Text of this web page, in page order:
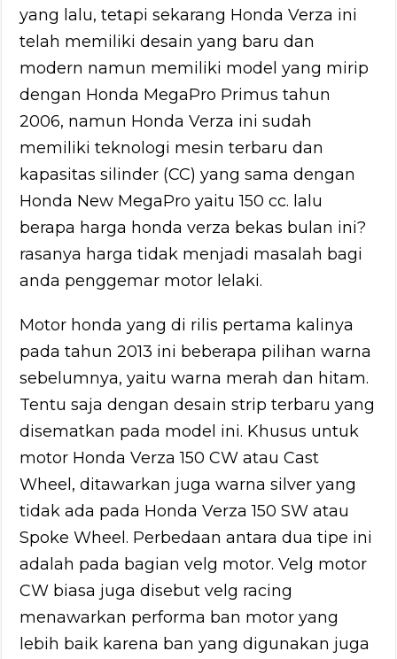
yang lalu, tetapi sekarang Honda Verza ini
telah memiliki desain yang baru dan
modern namun memiliki model yang mirip
dengan Honda MegaPro Primus tahun
2006, namun Honda Verza ini sudah
memiliki teknologi mesin terbaru dan
kapasitas silinder (CC) yang sama dengan
Honda New MegaPro yaitu 150 cc. lalu
berapa harga honda verza bekas bulan ini?
rasanya harga tidak menjadi masalah bagi
anda penggemar motor lelaki.
Motor honda yang di rilis pertama kalinya
pada tahun 2013 ini beberapa pilihan warna
sebelumnya, yaitu warna merah dan hitam.
Tentu saja dengan desain strip terbaru yang
disematkan pada model ini. Khusus untuk
motor Honda Verza 150 CW atau Cast
Wheel, ditawarkan juga warna silver yang
tidak ada pada Honda Verza 150 SW atau
Spoke Wheel. Perbedaan antara dua tipe ini
adalah pada bagian velg motor. Velg motor
CW biasa juga disebut velg racing
menawarkan performa ban motor yang
lebih baik karena ban yang digunakan juga